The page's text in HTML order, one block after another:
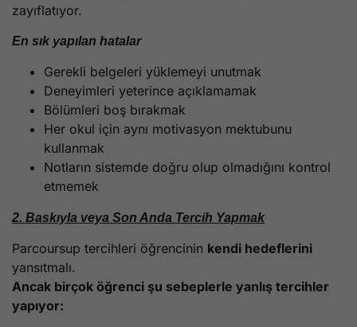
zayıflatıyor.
En sık yapılan hatalar
Gerekli belgeleri yüklemeyi unutmak
Deneyimleri yeterince açıklamamak
Bölümleri boş bırakmak
Her okul için aynı motivasyon mektubunu
kullanmak
Notların sistemde doğru olup olmadığını kontrol
etmemek
2. Baskıyla veya Son Anda Tercih Yapmak
Parcoursup tercihleri öğrencinin kendi hedeflerini
yansıtmalı.
Ancak birçok öğrenci şu sebeplerle yanlış tercihler
yapıyor: